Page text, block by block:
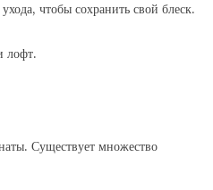
чтобы сохранить свой блеск.
лофт.
Существует множество